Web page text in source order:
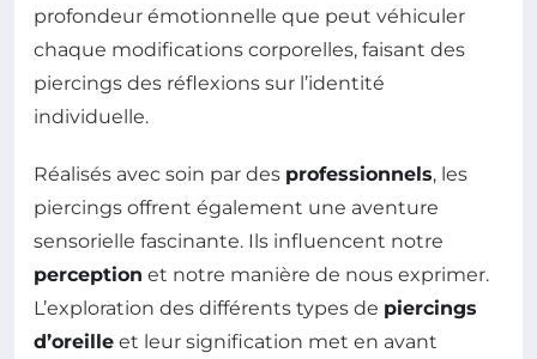
profondeur émotionnelle que peut véhiculer
chaque modifications corporelles, faisant des
piercings des réflexions sur l’identité
individuelle.
Réalisés avec soin par des professionnels, les
piercings offrent également une aventure
sensorielle fascinante. Ils influencent notre
perception et notre manière de nous exprimer.
L’exploration des différents types de piercings
d’oreille et leur signification met en avant